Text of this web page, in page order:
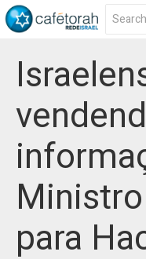
para